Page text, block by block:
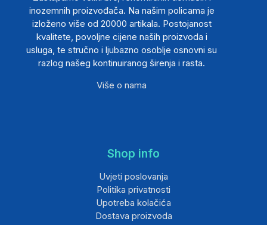
inozemnih proizvođača. Na našim policama je
izloženo više od 20000 artikala. Postojanost
kvalitete, povoljne cijene naših proizvoda i
usluga, te stručno i ljubazno osoblje osnovni su
razlog našeg kontinuiranog širenja i rasta.
Više o nama
Shop info
Uvjeti poslovanja
Politika privatnosti
Upotreba kolačića
Dostava proizvoda